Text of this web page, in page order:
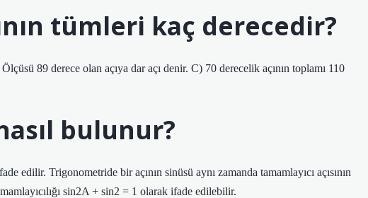
tümleri kaç derecedir?
89 derece olan açıya dar açı denir. C) 70 derecelik açının toplamı 110
bulunur?
edilir. Trigonometride bir açının sinüsü aynı zamanda tamamlayıcı açısının
sin2A + sin2 = 1 olarak ifade edilebilir.